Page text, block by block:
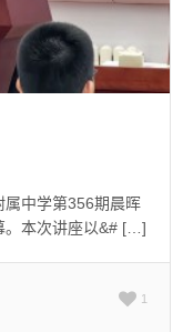
属中学第356期晨晖
。本次讲座以&# […]
1